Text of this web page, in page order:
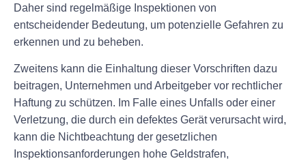
Daher sind regelmäßige Inspektionen von
entscheidender Bedeutung, um potenzielle Gefahren zu
erkennen und zu beheben.
Zweitens kann die Einhaltung dieser Vorschriften dazu
beitragen, Unternehmen und Arbeitgeber vor rechtlicher
Haftung zu schützen. Im Falle eines Unfalls oder einer
Verletzung, die durch ein defektes Gerät verursacht wird,
kann die Nichtbeachtung der gesetzlichen
Inspektionsanforderungen hohe Geldstrafen,